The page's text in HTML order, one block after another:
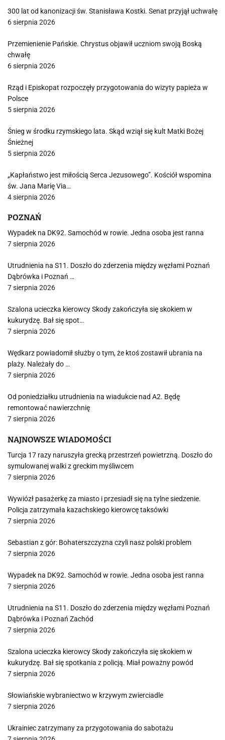
300 lat od kanonizacji św. Stanisława Kostki. Senat przyjął uchwałę
6 sierpnia 2026
Przemienienie Pańskie. Chrystus objawił uczniom swoją Boską
chwałę
6 sierpnia 2026
Rząd i Episkopat rozpoczęły przygotowania do wizyty papieża w
Polsce
5 sierpnia 2026
Śnieg w środku rzymskiego lata. Skąd wziął się kult Matki Bożej
Śnieżnej
5 sierpnia 2026
„Kapłaństwo jest miłością Serca Jezusowego”. Kościół wspomina
św. Jana Marię Via…
4 sierpnia 2026
POZNAŃ
Wypadek na DK92. Samochód w rowie. Jedna osoba jest ranna
7 sierpnia 2026
Utrudnienia na S11. Doszło do zderzenia między węzłami Poznań
Dąbrówka i Poznań …
7 sierpnia 2026
Szalona ucieczka kierowcy Skody zakończyła się skokiem w
kukurydzę. Bał się spot…
7 sierpnia 2026
Wędkarz powiadomił służby o tym, że ktoś zostawił ubrania na
plaży. Należały do …
7 sierpnia 2026
Od poniedziałku utrudnienia na wiadukcie nad A2. Będę
remontować nawierzchnię
7 sierpnia 2026
NAJNOWSZE WIADOMOŚCI
Turcja 17 razy naruszyła grecką przestrzeń powietrzną. Doszło do
symulowanej walki z greckim myśliwcem
7 sierpnia 2026
Wywiózł pasażerkę za miasto i przesiadł się na tylne siedzenie.
Policja zatrzymała kazachskiego kierowcę taksówki
7 sierpnia 2026
Sebastian z gór: Bohaterszczyzna czyli nasz polski problem
7 sierpnia 2026
Wypadek na DK92. Samochód w rowie. Jedna osoba jest ranna
7 sierpnia 2026
Utrudnienia na S11. Doszło do zderzenia między węzłami Poznań
Dąbrówka i Poznań Zachód
7 sierpnia 2026
Szalona ucieczka kierowcy Skody zakończyła się skokiem w
kukurydzę. Bał się spotkania z policją. Miał poważny powód
7 sierpnia 2026
Słowiańskie wybraniectwo w krzywym zwierciadle
7 sierpnia 2026
Ukrainiec zatrzymany za przygotowania do sabotażu